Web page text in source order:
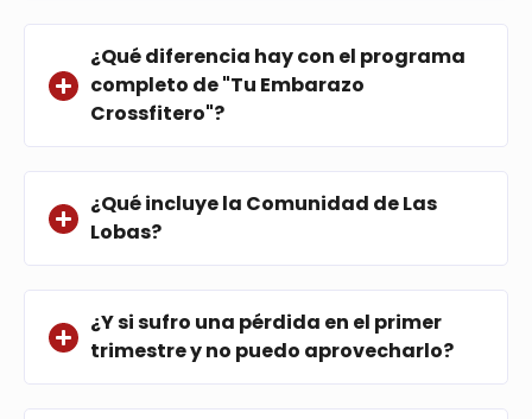
¿Qué diferencia hay con el programa
completo de "Tu Embarazo
Crossfitero"?
¿Qué incluye la Comunidad de Las
Lobas?
¿Y si sufro una pérdida en el primer
trimestre y no puedo aprovecharlo?